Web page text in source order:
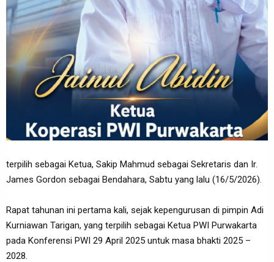
terpilih sebagai Ketua, Sakip Mahmud sebagai Sekretaris dan Ir.
James Gordon sebagai Bendahara, Sabtu yang lalu (16/5/2026).
Rapat tahunan ini pertama kali, sejak kepengurusan di pimpin Adi
Kurniawan Tarigan, yang terpilih sebagai Ketua PWI Purwakarta
pada Konferensi PWI 29 April 2025 untuk masa bhakti 2025 –
2028.